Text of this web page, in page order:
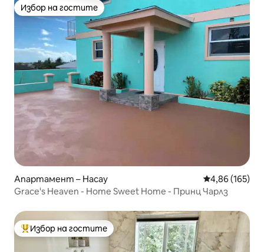
Избор на гостите
Избор на гостите
Апартамент – Насау Средна
4,86 (165)
Grace's Heaven - Home Sweet Home - Принц Чарлз
Най-популярен избор на гостите
Избор на гостите